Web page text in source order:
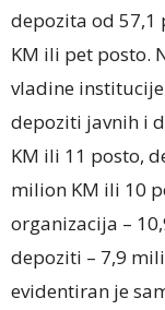
depozita od 57,1
KM ili pet posto.
vladine
depoziti javnih i
KM ili 11 posto,
milion KM ili 10
organizacija –
depoziti – 7,9
evidentiran je